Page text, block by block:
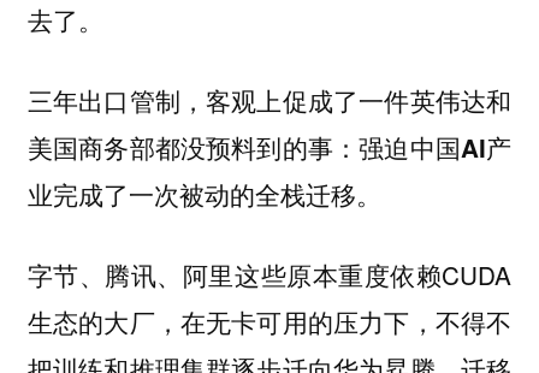
去了。
三年出口管制，客观上促成了一件英伟达和
美国商务部都没预料到的事：强迫中国AI产
业完成了一次被动的全栈迁移。
字节、腾讯、阿里这些原本重度依赖CUDA
生态的大厂，在无卡可用的压力下，不得不